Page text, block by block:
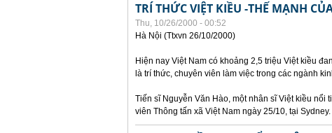
TRÍ THỨC VIỆT KIỀU -THẾ MẠNH
Thu, 10/26/2000 - 00:52
Hà Nội (Ttxvn 26/10/2000)
Hiện nay Việt Nam có khoảng 2,5 triệu Việt kiều
là trí thức, chuyên viên làm việc trong các ngành
Tiến sĩ Nguyễn Văn Hào, một nhân sĩ Việt kiều
viên Thông tấn xã Việt Nam ngày 25/10, tại Sydney.